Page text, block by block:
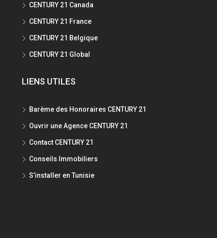
CENTURY 21 Canada
CENTURY 21 France
CENTURY 21 Belgique
CENTURY 21 Global
LIENS UTILES
Barème des Honoraires CENTURY 21
Ouvrir une Agence CENTURY 21
Contact CENTURY 21
Conseils Immobiliers
S’installer en Tunisie